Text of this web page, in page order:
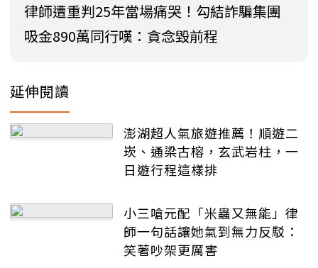
律師遭重判25年當場痛哭！勾結詐騙集團
吸金890萬同行嘆：貪念毀前程
延伸閱讀
澎湖超人氣旅遊推薦！順遊二
崁、通梁古榕，玄武岩柱，一
日遊行程這樣排
小三嗆元配「米蟲又無能」律
師一句話讓她氣到無力反駁：
笑著吵架更厲害